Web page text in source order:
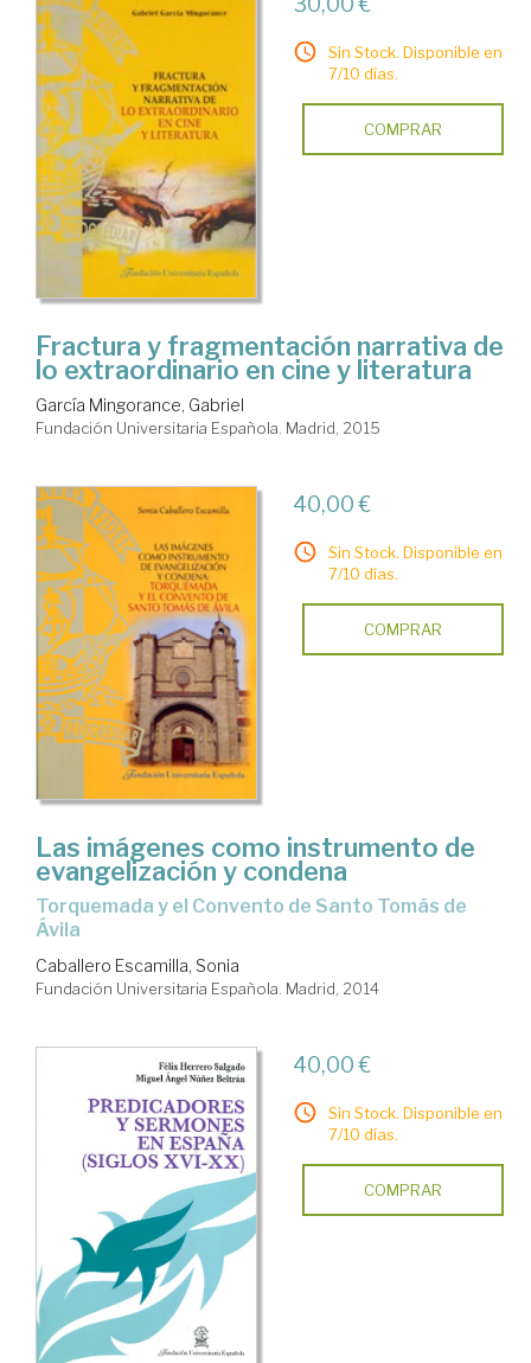
Sin Stock. Disponible en
7/10 días.
COMPRAR
Fractura y fragmentación narrativa de
lo extraordinario en cine y literatura
García Mingorance, Gabriel
Fundación Universitaria Española. Madrid, 2015
40,00 €
Sin Stock. Disponible en
7/10 días.
COMPRAR
Las imágenes como instrumento de
evangelización y condena
Torquemada y el Convento de Santo Tomás de
Ávila
Caballero Escamilla, Sonia
Fundación Universitaria Española. Madrid, 2014
40,00 €
Sin Stock. Disponible en
7/10 días.
COMPRAR